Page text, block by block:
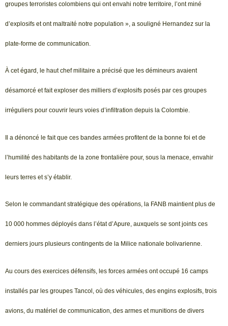
groupes terroristes colombiens qui ont envahi notre territoire, l’ont miné
d’explosifs et ont maltraité notre population », a souligné Hernandez sur la
plate-forme de communication.
À cet égard, le haut chef militaire a précisé que les démineurs avaient
désamorcé et fait exploser des milliers d’explosifs posés par ces groupes
irréguliers pour couvrir leurs voies d’infiltration depuis la Colombie.
Il a dénoncé le fait que ces bandes armées profitent de la bonne foi et de
l’humilité des habitants de la zone frontalière pour, sous la menace, envahir
leurs terres et s’y établir.
Selon le commandant stratégique des opérations, la FANB maintient plus de
10 000 hommes déployés dans l’état d’Apure, auxquels se sont joints ces
derniers jours plusieurs contingents de la Milice nationale bolivarienne.
Au cours des exercices défensifs, les forces armées ont occupé 16 camps
installés par les groupes Tancol, où des véhicules, des engins explosifs, trois
avions, du matériel de communication, des armes et munitions de divers